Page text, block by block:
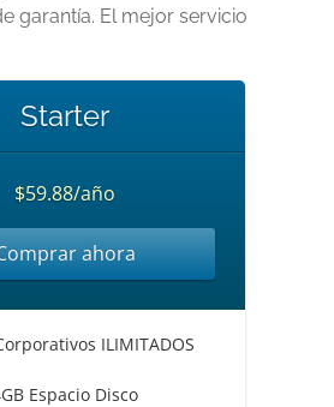
garantía. El mejor servicio
Starter
$59.88/año
ahora
ILIMITADOS
Espacio Disco